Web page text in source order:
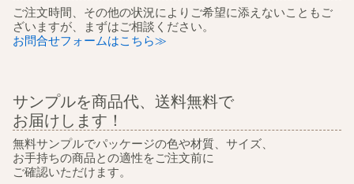
ご注文時間、その他の状況によりご希望に添えないこともご
ざいますが、まずはご相談ください。
お問合せフォームはこちら≫
サンプルを商品代、送料無料で
お届けします！
無料サンプルでパッケージの色や材質、サイズ、
お手持ちの商品との適性をご注文前に
ご確認いただけます。